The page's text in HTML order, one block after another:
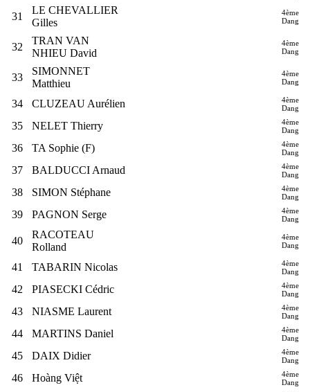
31
LE CHEVALLIER
Gilles
4ème
Dang
32
TRAN VAN
NHIEU David
4ème
Dang
33
SIMONNET
Matthieu
4ème
Dang
34 CLUZEAU Aurélien
4ème
Dang
35 NELET Thierry
4ème
Dang
36 TA Sophie (F)
4ème
Dang
37 BALDUCCI Arnaud
4ème
Dang
38 SIMON Stéphane
4ème
Dang
39 PAGNON Serge
4ème
Dang
40
RACOTEAU
Rolland
4ème
Dang
41 TABARIN Nicolas
4ème
Dang
42 PIASECKI Cédric
4ème
Dang
43 NIASME Laurent
4ème
Dang
44 MARTINS Daniel
4ème
Dang
45 DAIX Didier
4ème
Dang
46 Hoàng Việt
4ème
Dang